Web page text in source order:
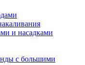
и насадками
с большими